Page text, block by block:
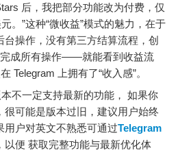
后，我把部分功能改为付费，仅
。”这种“微收益”模式的魅力，在于
操作，没有第三方结算流程，创
完成所有操作——就能看到收益流
Telegram 上拥有了“收入感”。
一定支持最新的功能， 如果你
很可能是版本过旧，建议用户始终
用户对英文不熟悉可通过Telegram
以便 获取完整功能与最新优化体